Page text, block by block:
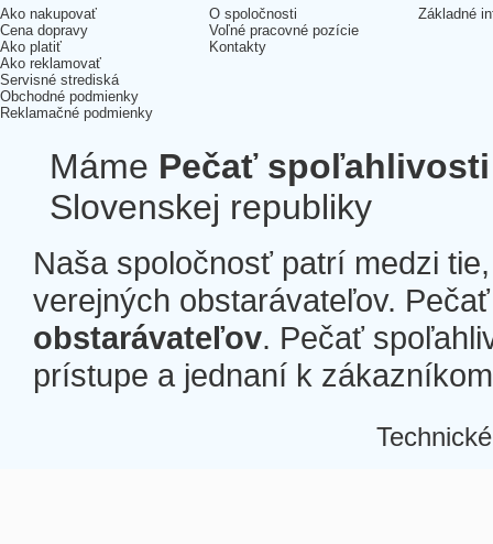
Ako nakupovať
Cena dopravy
Ako platiť
Ako reklamovať
Servisné strediská
Obchodné podmienky
Reklamačné podmienky
O spoločnosti
Voľné pracovné pozície
Kontakty
Základné
Máme Pečať spoľahlivosti
Slovenskej republiky
Naša spoločnosť patrí medzi
verejných obstarávateľov.
obstarávateľov. Pečať
prístupe a jednaní k